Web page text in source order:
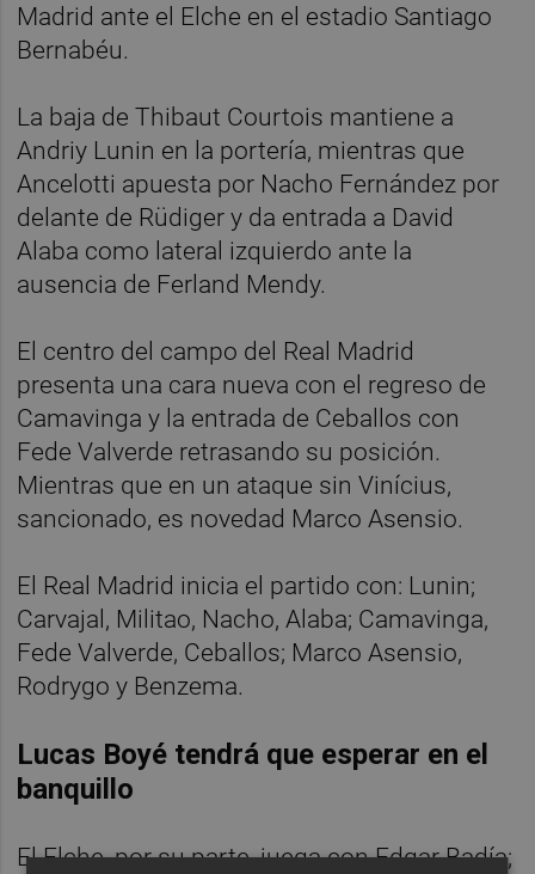
Madrid ante el Elche en el estadio Santiago
Bernabéu.
La baja de Thibaut Courtois mantiene a
Andriy Lunin en la portería, mientras que
Ancelotti apuesta por Nacho Fernández por
delante de Rüdiger y da entrada a David
Alaba como lateral izquierdo ante la
ausencia de Ferland Mendy.
El centro del campo del Real Madrid
presenta una cara nueva con el regreso de
Camavinga y la entrada de Ceballos con
Fede Valverde retrasando su posición.
Mientras que en un ataque sin Vinícius,
sancionado, es novedad Marco Asensio.
El Real Madrid inicia el partido con: Lunin;
Carvajal, Militao, Nacho, Alaba; Camavinga,
Fede Valverde, Ceballos; Marco Asensio,
Rodrygo y Benzema.
Lucas Boyé tendrá que esperar en el
banquillo
El Elche, por su parte, juega con Edgar Badía;